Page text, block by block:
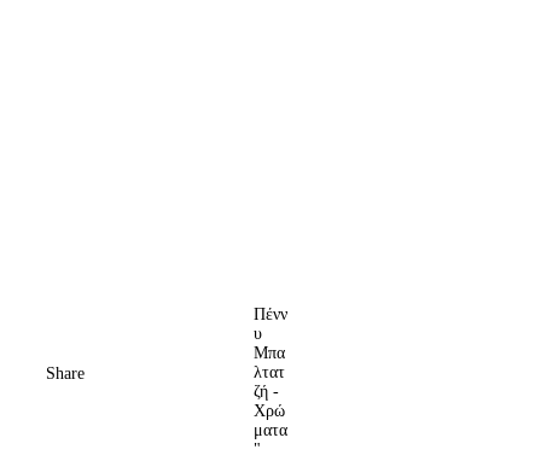
Share
Πένν
υ
Μπα
λτατ
ζή -
Χρώ
ματα
"